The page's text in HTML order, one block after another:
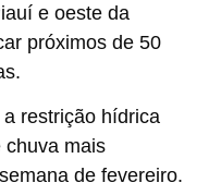
e oeste da
próximos de 50
restrição hídrica
chuva mais
de fevereiro.